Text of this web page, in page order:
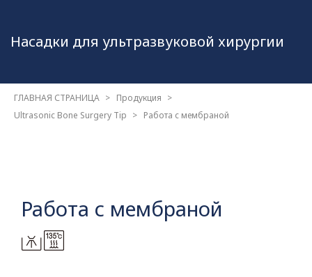
Насадки для ультразвуковой хирургии
ГЛАВНАЯ СТРАНИЦА
Продукция
Ultrasonic Bone Surgery Tip
Работа с мембраной
Работа с мембраной